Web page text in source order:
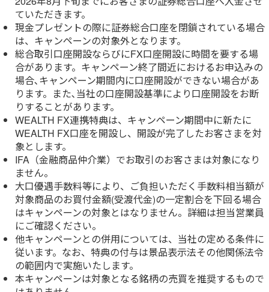
ていただきます。
現金プレゼントの際に証券総合口座を閉鎖されている場合
は、キャンペーンの対象外となります。
総合取引口座開設ならびにFX口座開設に時間を要する場
合があります。キャンペーン終了間近におけるお申込みの
場合､キャンペーン期間内に口座開設ができない場合があ
ります。また､当社の口座開設基準により口座開設をお断
りすることがあります。
WEALTH FX連携特典は、キャンペーン期間中に新たに
WEALTH FX口座を開設し、開設が完了したお客さまを対
象とします。
IFA（金融商品仲介業）でお取引のお客さまは対象になり
ません。
大口優遇手数料等により、ご負担いただく手数料相当額が
対象商品のお買付金額(受渡代金)の一定割合を下回る場合
はキャンペーンの対象とはなりません。詳細は担当営業員
にご確認ください。
他キャンペーンとの併用については、当社の定める条件に
従います。なお、特典の付与は景品表示法その他関係法令
の範囲内で実施いたします。
本キャンペーンは対象となる銘柄の売買を推奨するもので